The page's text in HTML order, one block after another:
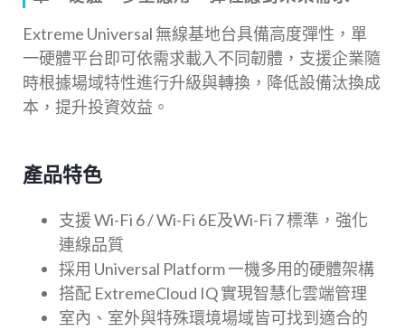
Extreme Universal 無線基地台具備高度彈性，單
一硬體平台即可依需求載入不同韌體，支援企業隨
時根據場域特性進行升級與轉換，降低設備汰換成
本，提升投資效益。
產品特色
支援 Wi-Fi 6 / Wi-Fi 6E及Wi-Fi 7 標準，強化
連線品質
採用 Universal Platform 一機多用的硬體架構
搭配 ExtremeCloud IQ 實現智慧化雲端管理
室內、室外與特殊環境場域皆可找到適合的